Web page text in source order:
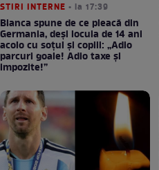
STIRI INTERNE • la 17:39
Bianca spune de ce pleacă din
Germania, deși locuia de 14 ani
acolo cu soțul și copiii: „Adio
parcuri goale! Adio taxe și
impozite!”